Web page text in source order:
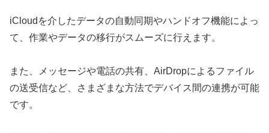
iCloudを介したデータの自動同期やハンドオフ機能によっ
て、作業やデータの移行がスムーズに行えます。
また、メッセージや電話の共有、AirDropによるファイル
の送受信など、さまざまな方法でデバイス間の連携が可能
です。